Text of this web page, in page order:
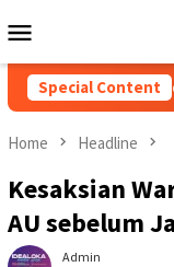
to
Menu
Special Content
Peraih Medali Emas
Home Headline
Kesaksian
AU sebelum
Admin